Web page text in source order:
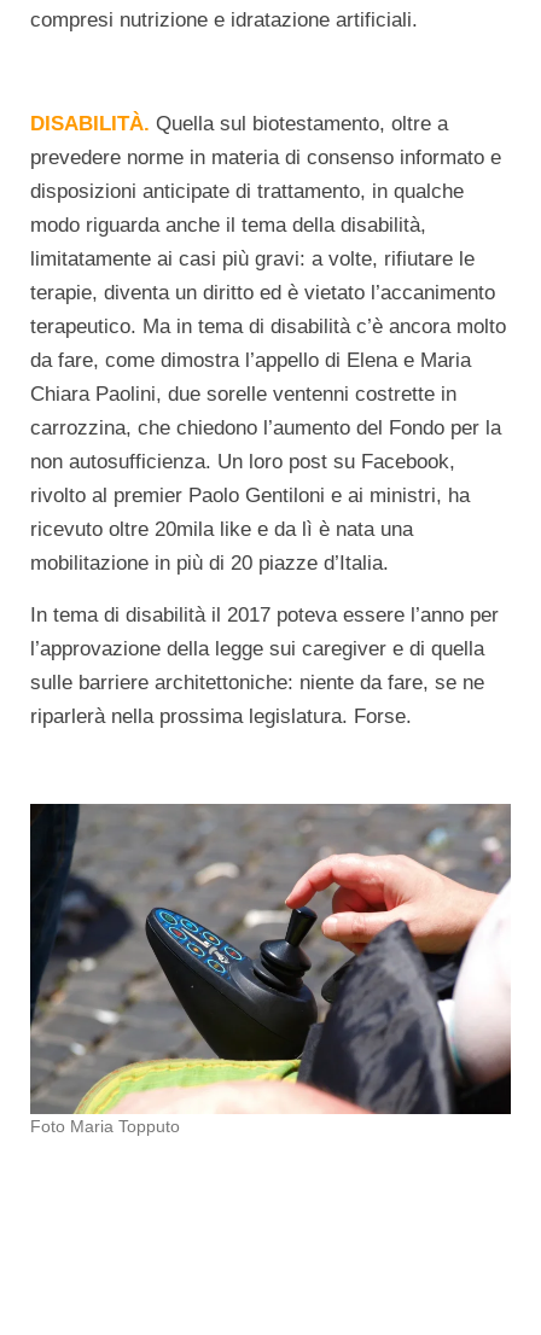
compresi nutrizione e idratazione artificiali.
DISABILITÀ. Quella sul biotestamento, oltre a
prevedere norme in materia di consenso informato e
disposizioni anticipate di trattamento, in qualche
modo riguarda anche il tema della disabilità,
limitatamente ai casi più gravi: a volte, rifiutare le
terapie, diventa un diritto ed è vietato l’accanimento
terapeutico. Ma in tema di disabilità c’è ancora molto
da fare, come dimostra l’appello di Elena e Maria
Chiara Paolini, due sorelle ventenni costrette in
carrozzina, che chiedono l’aumento del Fondo per la
non autosufficienza. Un loro post su Facebook,
rivolto al premier Paolo Gentiloni e ai ministri, ha
ricevuto oltre 20mila like e da lì è nata una
mobilitazione in più di 20 piazze d’Italia.
In tema di disabilità il 2017 poteva essere l’anno per
l’approvazione della legge sui caregiver e di quella
sulle barriere architettoniche: niente da fare, se ne
riparlerà nella prossima legislatura. Forse.
Foto Maria Topputo